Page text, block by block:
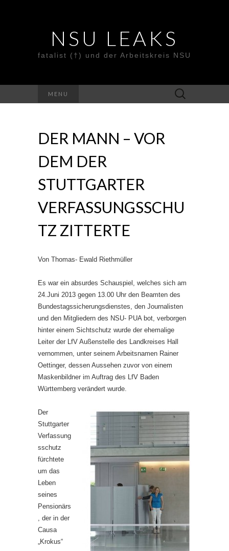
NSU LEAKS
fatalist (†) und der Arbeitskreis NSU
MENU
Suche
nach:
DER MANN – VOR
DEM DER
STUTTGARTER
VERFASSUNGSSCHU
TZ ZITTERTE
Von Thomas- Ewald Riethmüller
Es war ein absurdes Schauspiel, welches sich am
24.Juni 2013 gegen 13.00 Uhr den Beamten des
Bundestagssicherungsdienstes, den Journalisten
und den Mitgliedern des NSU- PUA bot, verborgen
hinter einem Sichtschutz wurde der ehemalige
Leiter der LfV Außenstelle des Landkreises Hall
vernommen, unter seinem Arbeitsnamen Rainer
Oettinger, dessen Aussehen zuvor von einem
Maskenbildner im Auftrag des LfV Baden
Württemberg verändert wurde.
Der
Stuttgarter
Verfassung
sschutz
fürchtete
um das
Leben
seines
Pensionärs
, der in der
Causa
„Krokus“